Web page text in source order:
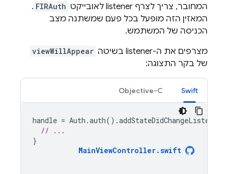
המחובר, צריך לצרף listener לאובייקט
FIRAuth
.
המאזין הזה מופעל בכל פעם שמשתנה מצב
הכניסה של המשתמש.
מצרפים את ה-listener בשיטה
viewWillAppear
של בקר התצוגה:
Swift
Objective-C
handle = Auth .auth().addStateDidChangeListener
// ...
}
MainViewController.swift